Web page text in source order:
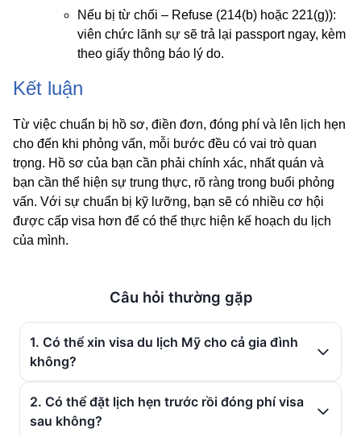
Nếu bị từ chối – Refuse (214(b) hoặc 221(g)):
viên chức lãnh sự sẽ trả lại passport ngay, kèm
theo giấy thông báo lý do.
Kết luận
Từ việc chuẩn bị hồ sơ, điền đơn, đóng phí và lên lịch hẹn
cho đến khi phỏng vấn, mỗi bước đều có vai trò quan
trọng. Hồ sơ của bạn cần phải chính xác, nhất quán và
bạn cần thể hiện sự trung thực, rõ ràng trong buổi phỏng
vấn. Với sự chuẩn bị kỹ lưỡng, bạn sẽ có nhiều cơ hội
được cấp visa hơn để có thể thực hiện kế hoạch du lịch
của mình.
Câu hỏi thường gặp
1. Có thể xin visa du lịch Mỹ cho cả gia đình
không?
2. Có thể đặt lịch hẹn trước rồi đóng phí visa
sau không?